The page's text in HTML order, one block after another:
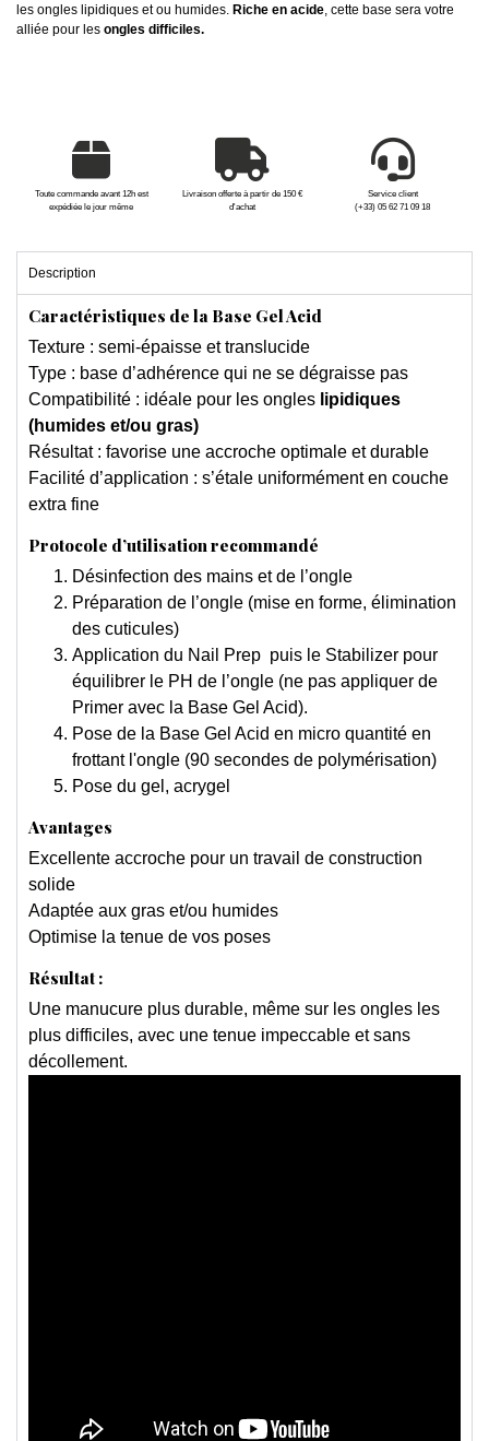
les ongles lipidiques et ou humides. Riche en acide, cette base sera votre
alliée pour les ongles difficiles.
Toute commande avant 12h est
expédiée le jour même
Livraison offerte à partir de 150 €
d'achat
Service client
(+33) 05 62 71 09 18
Description
Caractéristiques de la Base Gel Acid
Texture : semi-épaisse et translucide
Type : base d’adhérence qui ne se dégraisse pas
Compatibilité : idéale pour les ongles lipidiques
(humides et/ou gras)
Résultat : favorise une accroche optimale et durable
Facilité d’application : s’étale uniformément en couche
extra fine
Protocole d’utilisation recommandé
Désinfection des mains et de l’ongle
Préparation de l’ongle (mise en forme, élimination
des cuticules)
Application du Nail Prep puis le Stabilizer pour
équilibrer le PH de l’ongle (ne pas appliquer de
Primer avec la Base Gel Acid).
Pose de la Base Gel Acid en micro quantité en
frottant l'ongle (90 secondes de polymérisation)
Pose du gel, acrygel
Avantages
Excellente accroche pour un travail de construction
solide
Adaptée aux gras et/ou humides
Optimise la tenue de vos poses
Résultat :
Une manucure plus durable, même sur les ongles les
plus difficiles, avec une tenue impeccable et sans
décollement.